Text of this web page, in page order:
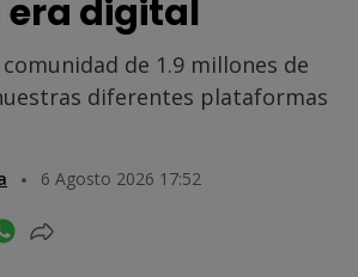
era digital
de 1.9 millones de
diferentes plataformas
6 Agosto 2026 17:52